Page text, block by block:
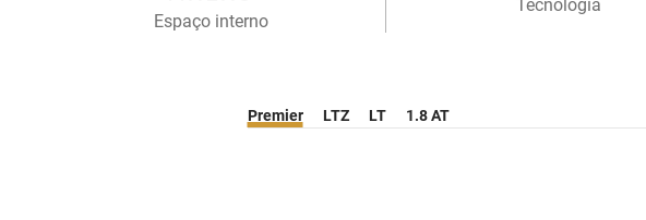
Espaço interno
Tecnologia
Premier LTZ LT 1.8 AT